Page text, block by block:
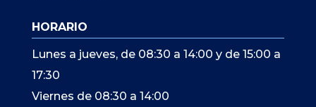
HORARIO
Lunes a jueves, de 08:30 a 14:00 y de 15:00 a
17:30
Viernes de 08:30 a 14:00